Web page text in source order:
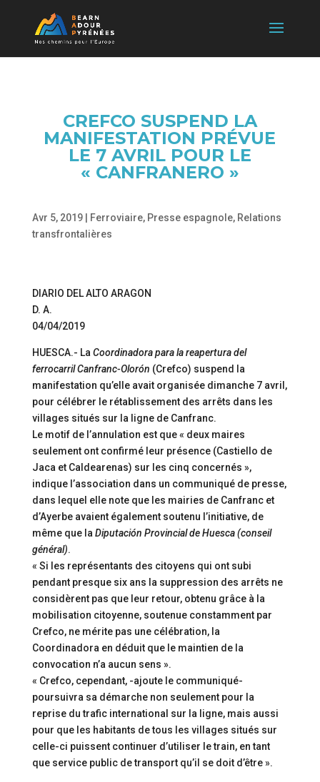
CREFCO SUSPEND LA
MANIFESTATION PRÉVUE
LE 7 AVRIL POUR LE
« CANFRANERO »
Avr 5, 2019| Ferroviaire, Presse espagnole, Relations
transfrontalières
DIARIO DEL ALTO ARAGON
D. A.
04/04/2019
HUESCA.- La Coordinadora para la reapertura del
ferrocarril Canfranc-Olorón (Crefco) suspend la
manifestation qu’elle avait organisée dimanche 7 avril,
pour célébrer le rétablissement des arrêts dans les
villages situés sur la ligne de Canfranc.
Le motif de l’annulation est que « deux maires
seulement ont confirmé leur présence (Castiello de
Jaca et Caldearenas) sur les cinq concernés »,
indique l’association dans un communiqué de presse,
dans lequel elle note que les mairies de Canfranc et
d’Ayerbe avaient également soutenu l’initiative, de
même que la Diputación Provincial de Huesca (conseil
général).
« Si les représentants des citoyens qui ont subi
pendant presque six ans la suppression des arrêts ne
considèrent pas que leur retour, obtenu grâce à la
mobilisation citoyenne, soutenue constamment par
Crefco, ne mérite pas une célébration, la
Coordinadora en déduit que le maintien de la
convocation n’a aucun sens ».
« Crefco, cependant, -ajoute le communiqué-
poursuivra sa démarche non seulement pour la
reprise du trafic international sur la ligne, mais aussi
pour que les habitants de tous les villages situés sur
celle-ci puissent continuer d’utiliser le train, en tant
que service public de transport qu’il se doit d’être ».